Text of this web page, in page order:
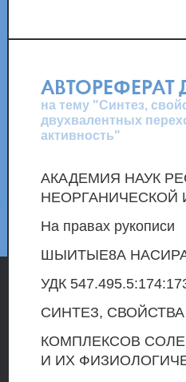
АВТОРЕФЕРАТ
на тему "Синтез,
двухвалентных
активность"
АКАДЕМИЯ НАУК
НЕОРГАНИЧЕСКОЙ
На правах рукописи
ШЫИТЫЕ8А
УДК
СИНТЕЗ,
КОМПЛЕКСОВ
И ИХ